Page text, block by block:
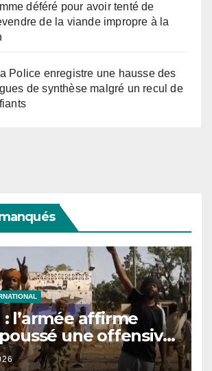
déféré pour avoir tenté de
de la viande impropre à la
Police enregistre une hausse des
de synthèse malgré un recul de
: l’armée affirme
une offensive
au Darfour